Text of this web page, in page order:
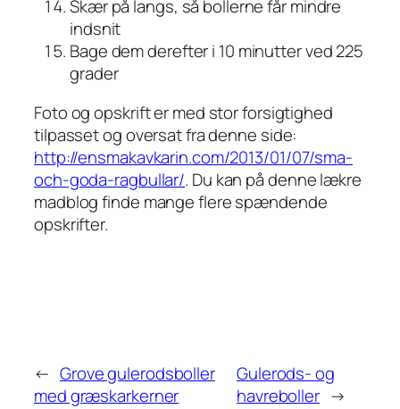
Skær på langs, så bollerne får mindre
indsnit
Bage dem derefter i 10 minutter ved 225
grader
Foto og opskrift er med stor forsigtighed
tilpasset og oversat fra denne side:
http://ensmakavkarin.com/2013/01/07/sma-
och-goda-ragbullar/. Du kan på denne lækre
madblog finde mange flere spændende
opskrifter.
← Grove gulerodsboller
med græskarkerner
Gulerods- og
havreboller →